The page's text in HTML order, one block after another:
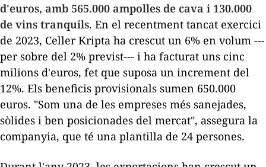
d'euros, amb 565.000 ampolles de cava i 130.000
de vins tranquils. En el recentment tancat exercici
de 2023, CellerKripta ha crescut un 6% en volum ---
per sobre del 2% previst--- i ha facturat uns cinc
milions d'euros, fet que suposa un increment del
12%. Els beneficis provisionals sumen 650.000
euros. "Som una de les empreses més sanejades,
sòlides i ben posicionades del mercat", assegura la
companyia, que té una plantilla de 24 persones.